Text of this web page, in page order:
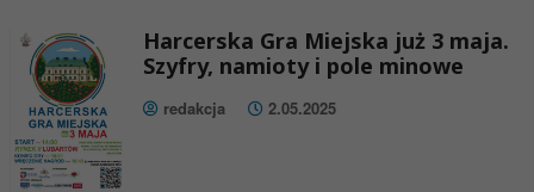
Harcerska Gra Miejska już 3 maja.
Szyfry, namioty i pole minowe
redakcja 2.05.2025